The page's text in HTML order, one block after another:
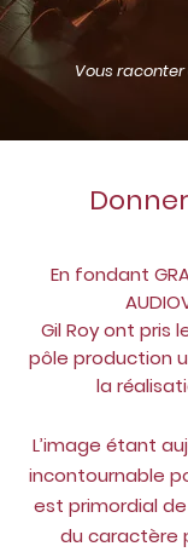
Vous
En fondant
Gil Roy ont pris
pôle production
la
L’image étant
incontournable
est primordial
du caractère